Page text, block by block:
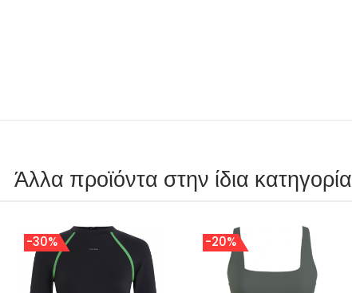
Άλλα προϊόντα στην ίδια κατηγορία
-30% -20%